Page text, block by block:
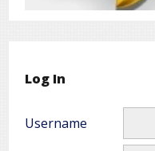
Log In
Username